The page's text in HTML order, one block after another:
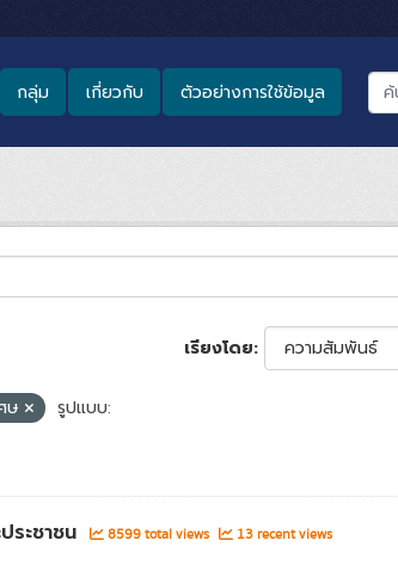
กลุ่ม เกี่ยวกับ ตัวอย่างการใช้ข้อมูล
เรียงโดย
ษ
รูปแบบ:
ระชาชน 8599 total views 13 recent views